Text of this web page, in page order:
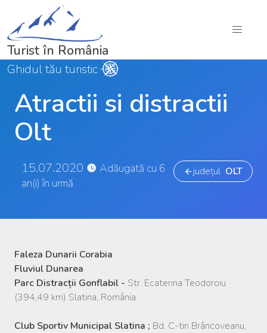
Turist în România
Ghidul tău turistic
Atractii si distractii
Olt
județul OLT
15.07.2020
Adăugată cu 6
an(i) în urmă
Faleza Dunarii Corabia
Fluviul Dunarea
Parc Distracții Gonflabil - Str. Ecaterina Teodoroiu
(394,49 km) Slatina, România
Club Sportiv Municipal Slatina ; Bd. C-tin Brâncoveanu,